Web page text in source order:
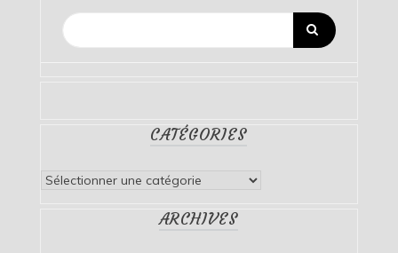
CATÉGORIES
Catégories
ARCHIVES